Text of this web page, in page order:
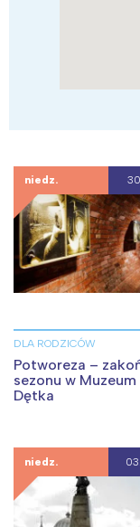
niedz.
DLA RODZICÓW
Potworeza –
sezonu w Muzeum
Dętka
niedz.
Poznań